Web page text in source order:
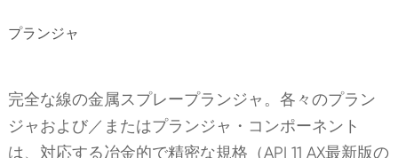
プランジャ
完全な線の金属スプレープランジャ。各々のプラン
ジャおよび／またはプランジャ・コンポーネント
は、対応する冶金的で精密な規格（API 11 AX最新版の